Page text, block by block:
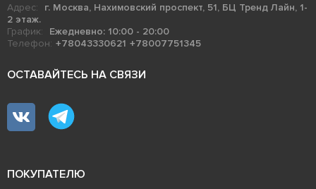
Адрес:
г. Москва, Нахимовский проспект, 51, БЦ Тренд Лайн, 1-
2 этаж.
График:
Ежедневно: 10:00 - 20:00
Телефон: +78043330621 +78007751345
ОСТАВАЙТЕСЬ НА СВЯЗИ
ПОКУПАТЕЛЮ